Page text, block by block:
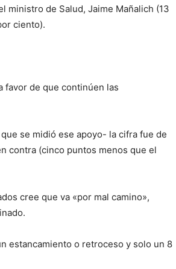
ministro de Salud, Jaime Mañalich (13
ciento).
favor de que continúen las
se midió ese apoyo- la cifra fue de
contra (cinco puntos menos que el
cree que va «por mal camino»,
estancamiento o retroceso y solo un 8